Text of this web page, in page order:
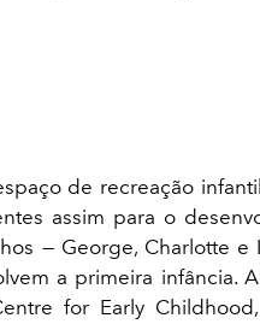
de recreação
assim para o
— George, Charlotte e
a primeira infância. A
for Early